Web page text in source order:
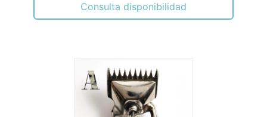
Consulta disponibilidad